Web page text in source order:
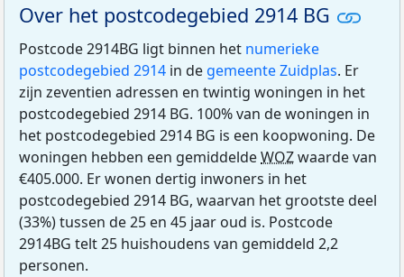
Over het postcodegebied 2914 BG
Postcode 2914BG ligt binnen het numerieke
postcodegebied 2914 in de gemeente Zuidplas. Er
zijn zeventien adressen en twintig woningen in het
postcodegebied 2914 BG. 100% van de woningen in
het postcodegebied 2914 BG is een koopwoning. De
woningen hebben een gemiddeldeWOZwaarde van
€405.000. Er wonen dertig inwoners in het
postcodegebied 2914 BG, waarvan het grootste deel
(33%) tussen de 25 en 45 jaar oud is. Postcode
2914BG telt 25 huishoudens van gemiddeld 2,2
personen.